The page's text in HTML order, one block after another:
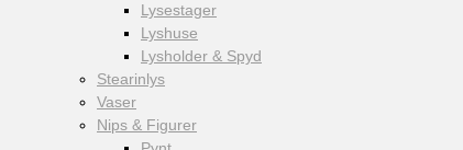
Lysestager
Lyshuse
Lysholder & Spyd
Stearinlys
Vaser
Nips & Figurer